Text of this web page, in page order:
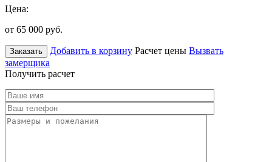
Цена:
от 65 000 руб.
Заказать Добавить в корзину Расчет цены Вызвать
замерщика
Получить расчет